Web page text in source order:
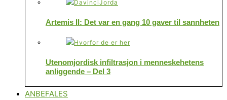
Artemis II: Det var en gang 10 gaver til sannheten
Utenomjordisk infiltrasjon i menneskehetens
anliggende – Del 3
ANBEFALES